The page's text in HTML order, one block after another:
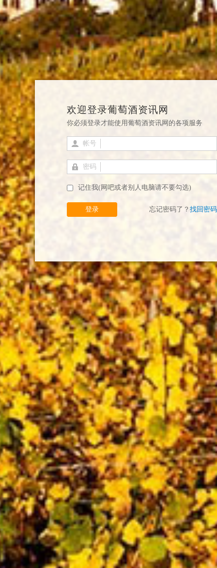
欢迎登录葡萄酒资讯网
你必须登录才能使用葡萄酒资讯网的各项服务
帐号
密码
记住我(网吧或者别人电脑请不要勾选)
登录 忘记密码了？ 找回密码